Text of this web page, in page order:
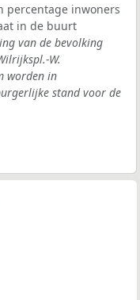
percentage inwoners
in de buurt
van de bevolking
W.
worden in
stand voor de